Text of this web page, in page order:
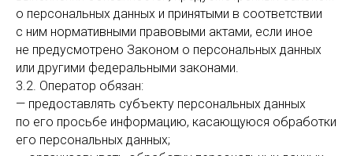
о персональных данных и принятыми в соответствии
с ним нормативными правовыми актами, если иное
не предусмотрено Законом о персональных данных
или другими федеральными законами.
3.2. Оператор обязан:
— предоставлять субъекту персональных данных
по его просьбе информацию, касающуюся обработки
его персональных данных;